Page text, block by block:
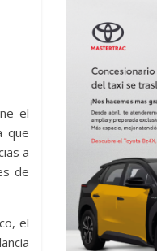
el
que
a
de
el